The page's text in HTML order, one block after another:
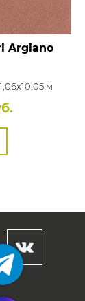
Argiano
м